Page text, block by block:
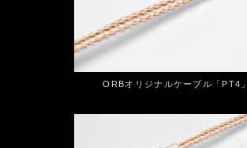
ORBオリジナルケーブル「PT4」